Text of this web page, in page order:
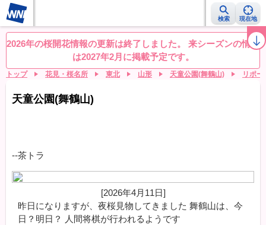
検索 現在地
桜レーダー 名所ランキング 桜開花予想NEWS お花見動画 目的別
2026年の桜開花情報の更新は終了しました。 来シーズンの情報
は2027年2月に掲載予定です。
トップ 花見・桜名所 東北 山形 天童公園(舞鶴山) リポー
天童公園(舞鶴山)
--茶トラ
[2026年4月11日]
昨日になりますが、夜桜見物してきました 舞鶴山は、今
日？明日？ 人間将棋が行われるようです